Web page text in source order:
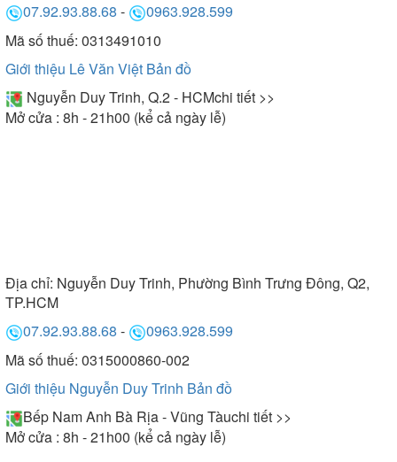
07.92.93.88.68 -
0963.928.599
Mã số thuế: 0313491010
Giới thiệu Lê Văn Việt Bản đồ
Nguyễn Duy Trinh, Q.2 - HCMchi tiết >>
Mở cửa : 8h - 21h00 (kể cả ngày lễ)
Địa chỉ: Nguyễn Duy Trinh, Phường Bình Trưng Đông, Q2,
TP.HCM
07.92.93.88.68 -
0963.928.599
Mã số thuế: 0315000860-002
Giới thiệu Nguyễn Duy Trinh Bản đồ
Bếp Nam Anh Bà Rịa - Vũng Tàuchi tiết >>
Mở cửa : 8h - 21h00 (kể cả ngày lễ)